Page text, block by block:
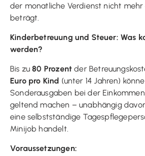
der monatliche Verdienst nicht mehr
beträgt.
Kinderbetreuung und Steuer: Was
werden?
Bis zu 80 Prozent der
Euro pro Kind (unter 14 Jahren)
Sonderausgaben bei der
geltend machen – unabhängig
eine selbstständige
Minijob handelt.
Voraussetzungen: